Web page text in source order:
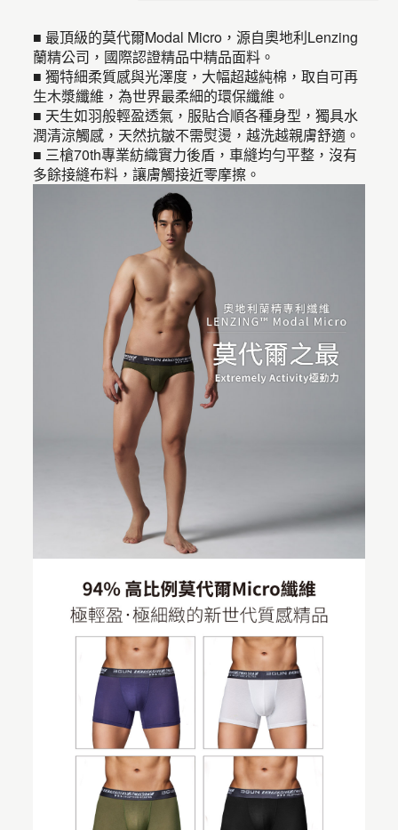
■ 最頂級的莫代爾Modal Micro，源自奧地利Lenzing
蘭精公司，國際認證精品中精品面料。
■ 獨特細柔質感與光澤度，大幅超越純棉，取自可再
生木漿纖維，為世界最柔細的環保纖維。
■ 天生如羽般輕盈透氣，服貼合順各種身型，獨具水
潤清涼觸感，天然抗皺不需熨燙，越洗越親膚舒適。
■ 三槍70th專業紡織實力後盾，車縫均勻平整，沒有
多餘接縫布料，讓膚觸接近零摩擦。